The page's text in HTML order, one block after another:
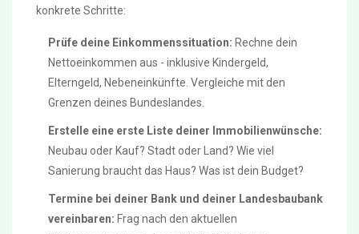
konkrete Schritte:
Prüfe deine Einkommenssituation: Rechne dein
Nettoeinkommen aus - inklusive Kindergeld,
Elterngeld, Nebeneinkünfte. Vergleiche mit den
Grenzen deines Bundeslandes.
Erstelle eine erste Liste deiner Immobilienwünsche:
Neubau oder Kauf? Stadt oder Land? Wie viel
Sanierung braucht das Haus? Was ist dein Budget?
Termine bei deiner Bank und deiner Landesbaubank
vereinbaren: Frag nach den aktuellen